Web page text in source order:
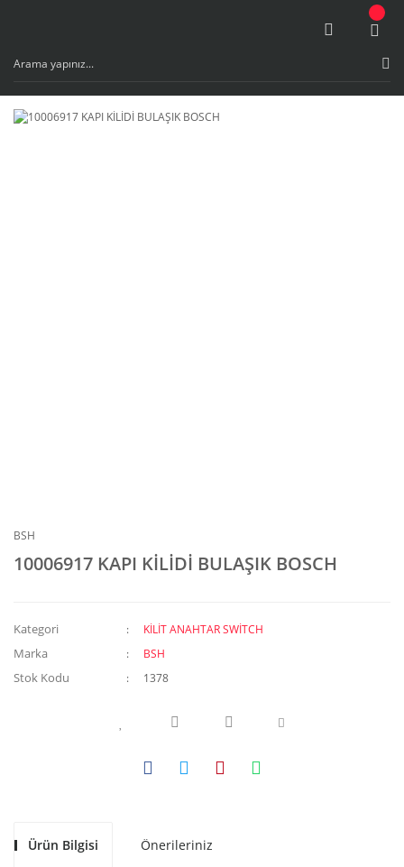
BSH
10006917 KAPI KİLİDİ BULAŞIK BOSCH
Kategori KİLİT ANAHTAR SWİTCH
Marka BSH
Stok Kodu 1378
Ürün Bilgisi Önerileriniz